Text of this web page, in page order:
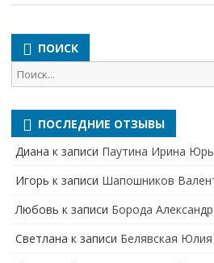
ПОИСК
Поиск
для:
ПОСЛЕДНИЕ ОТЗЫВЫ
Диана к записи Паутина Ирина
Игорь к записи Шапошников
Любовь к записи Борода
Светлана к записи Белявская